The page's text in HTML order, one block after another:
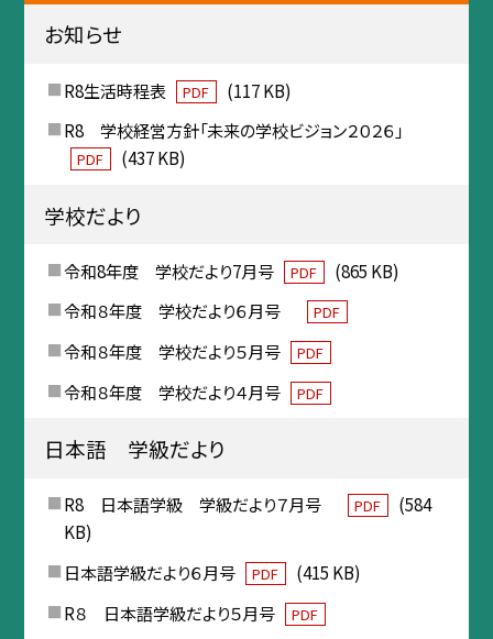
お知らせ
R8生活時程表 PDF
(117 KB)
R8 学校経営方針「未来の学校ビジョン２０２６」
PDF (437 KB)
学校だより
令和8年度 学校だより7月号 PDF
(865 KB)
令和８年度 学校だより６月号
PDF
令和８年度 学校だより５月号 PDF
令和８年度 学校だより４月号 PDF
日本語 学級だより
R8 日本語学級 学級だより７月号 PDF
(584
KB)
日本語学級だより６月号
PDF
(415 KB)
R８ 日本語学級だより５月号
PDF